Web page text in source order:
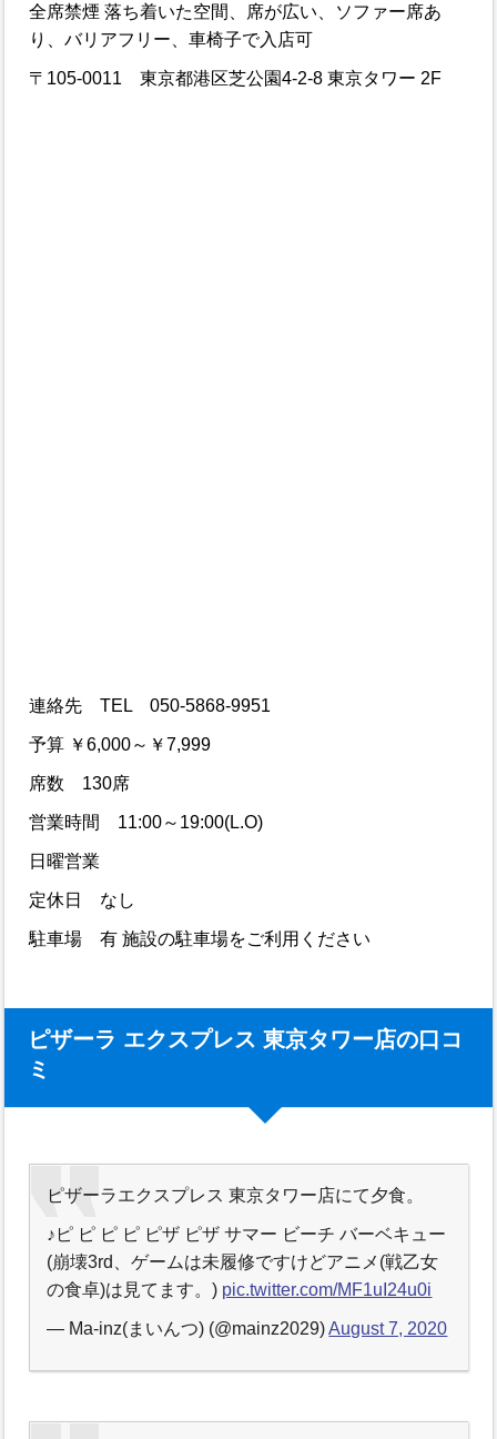
全席禁煙 落ち着いた空間、席が広い、ソファー席あ
り、バリアフリー、車椅子で入店可
〒105-0011 東京都港区芝公園4-2-8 東京タワー 2F
連絡先 TEL 050-5868-9951
予算 ￥6,000～￥7,999
席数 130席
営業時間 11:00～19:00(L.O)
日曜営業
定休日 なし
駐車場 有 施設の駐車場をご利用ください
ピザーラ エクスプレス 東京タワー店の口コ
ミ
ピザーラエクスプレス 東京タワー店にて夕食。
♪ピ ピ ピ ピ ピザ ピザ サマー ビーチ バーベキュー
(崩壊3rd、ゲームは未履修ですけどアニメ(戦乙女
の食卓)は見てます。) pic.twitter.com/MF1uI24u0i
— Ma-inz(まいんつ) (@mainz2029)August 7, 2020